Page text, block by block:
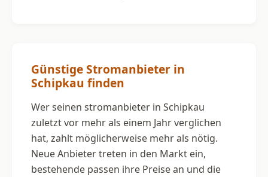
Günstige Stromanbieter in
Schipkau finden
Wer seinen stromanbieter in Schipkau
zuletzt vor mehr als einem Jahr verglichen
hat, zahlt möglicherweise mehr als nötig.
Neue Anbieter treten in den Markt ein,
bestehende passen ihre Preise an und die